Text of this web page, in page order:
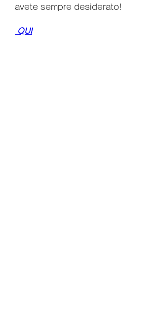
avete sempre desiderato!
QUI